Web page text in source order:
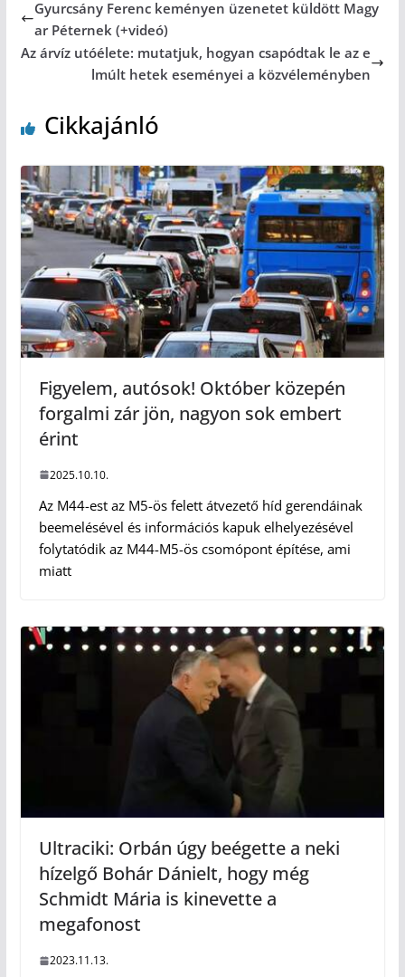
Gyurcsány Ferenc keményen üzenetet küldött Magy
ar Péternek (+videó)
Az árvíz utóélete: mutatjuk, hogyan csapódtak le az e
lmúlt hetek eseményei a közvéleményben
Cikkajánló
Figyelem, autósok! Október közepén
forgalmi zár jön, nagyon sok embert
érint
2025.10.10.
Az M44-est az M5-ös felett átvezető híd gerendáinak
beemelésével és információs kapuk elhelyezésével
folytatódik az M44-M5-ös csomópont építése, ami
miatt
Ultraciki: Orbán úgy beégette a neki
hízelgő Bohár Dánielt, hogy még
Schmidt Mária is kinevette a
megafonost
2023.11.13.